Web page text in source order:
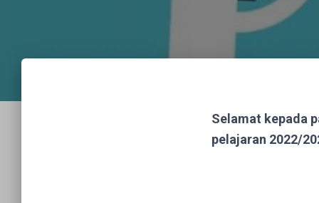
Selamat kepada
pelajaran 2022/